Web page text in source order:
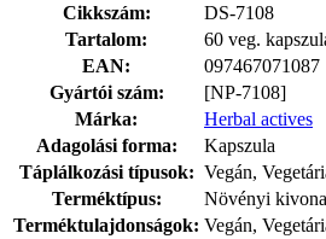
Cikkszám:
DS-7108
Tartalom:
60 veg.
EAN:
097467071087
Gyártói szám:
[NP-7108]
Márka:
Herbal actives
Adagolási forma:
Kapszula
Táplálkozási típusok: Vegán,
Terméktípus:
Növényi
Terméktulajdonságok: Vegán,